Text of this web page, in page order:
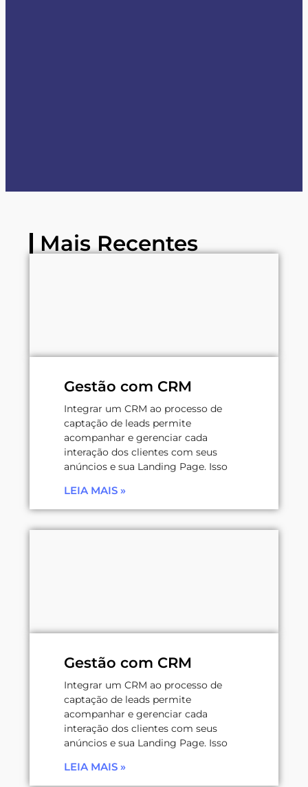
Mais Recentes
Gestão com CRM
Integrar um CRM ao processo de
captação de leads permite
acompanhar e gerenciar cada
interação dos clientes com seus
anúncios e sua Landing Page. Isso
LEIA MAIS »
Gestão com CRM
Integrar um CRM ao processo de
captação de leads permite
acompanhar e gerenciar cada
interação dos clientes com seus
anúncios e sua Landing Page. Isso
LEIA MAIS »